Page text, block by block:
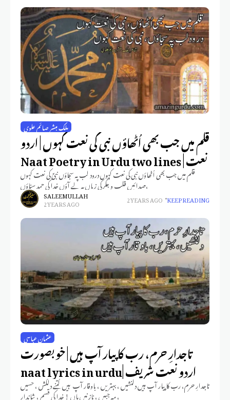
ملک مبشر صائم علوی
قلم میں جب بھی اُٹھاؤں نبی کی نعت کہوں | اردو
نعت | Naat Poetry in Urdu two lines
قلم میں جب بھی اُٹھاؤں نبی کی نعت کہوں درود لب پہ سجاؤں نبیؐ کی نعت کہوں
صدائیں قلب و جگر کی زباں پہ لے آؤں خدا کی حمد سناؤں،
SALEEM ULLAH
2 YEARS AGO 2 YEARS AGO KEEP READING
عثمان عباسی
تاجدارِ حرم، رب کا پیار آپ ہیں | خوبصورت
اردو نعت شریف |naat lyrics in urdu
تاجدارِ حرم، رب کا پیار آپ ہیں دلنشیں ، بہتریں ، باوقار آپ ہیں کتنے دلکش ، حسیں
، مہ جبیں ، نازنیں ہاں ! خدا کی قسم ، شاندار